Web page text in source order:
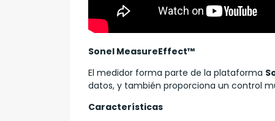
Sonel MeasureEffect™
El medidor forma parte de la plataforma
datos, y también proporciona un control
Características